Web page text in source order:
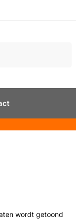
wordt getoond